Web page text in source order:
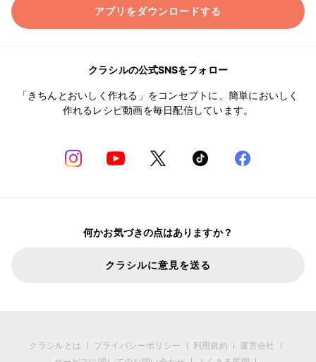
アプリをダウンロードする
クラシルの公式SNSをフォロー
「きちんとおいしく作れる」をコンセプトに、簡単においしく
作れるレシピ動画を毎日配信しています。
何かお気づきの点はありますか？
クラシルに意見を送る
クラシルとは プライバシーポリシー 利用規約
運営会社